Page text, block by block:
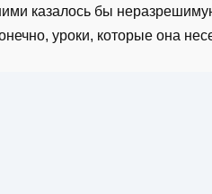
казалось бы
уроки, которые она